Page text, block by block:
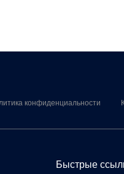
конфиденциальности
Быстрые